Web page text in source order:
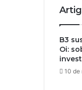
B3
Oi:
10 de